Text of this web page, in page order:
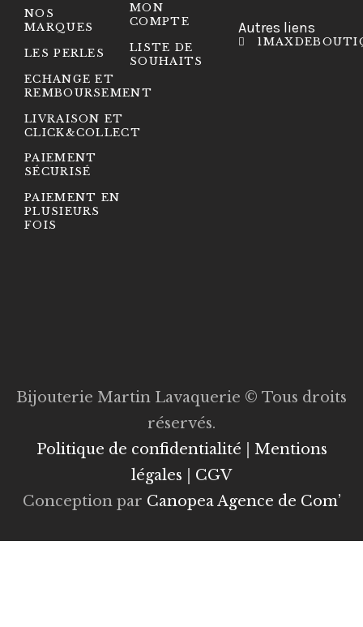
NOS
MARQUES
LES PERLES
ECHANGE ET
REMBOURSEMENT
LIVRAISON ET
CLICK&COLLECT
PAIEMENT
SÉCURISÉ
PAIEMENT EN
PLUSIEURS
FOIS
MON
COMPTE
LISTE DE
SOUHAITS
Autres liens
Bijouterie Martin Lavaquerie © Tous droits
réservés.
Politique de confidentialité
Mentions
légales
CGV
Conception par Canopea Agence de Com’